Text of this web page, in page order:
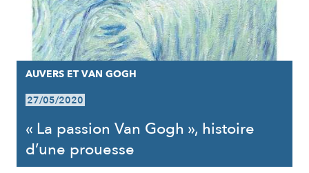
AUVERS ET VAN GOGH
27/05/2020
« La passion Van Gogh », histoire
d’une prouesse